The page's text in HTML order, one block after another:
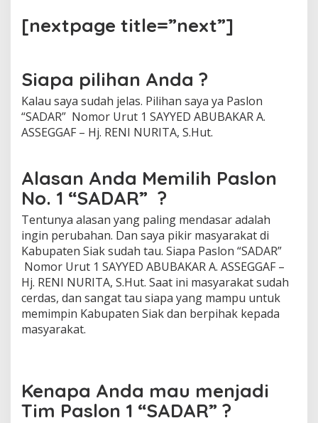
[nextpage title=”next”]
Siapa pilihan Anda ?
Kalau saya sudah jelas. Pilihan saya ya Paslon
“SADAR” Nomor Urut 1 SAYYED ABUBAKAR A.
ASSEGGAF – Hj. RENI NURITA, S.Hut.
Alasan Anda Memilih Paslon
No. 1 “SADAR” ?
Tentunya alasan yang paling mendasar adalah
ingin perubahan. Dan saya pikir masyarakat di
Kabupaten Siak sudah tau. Siapa Paslon “SADAR”
Nomor Urut 1 SAYYED ABUBAKAR A. ASSEGGAF –
Hj. RENI NURITA, S.Hut. Saat ini masyarakat sudah
cerdas, dan sangat tau siapa yang mampu untuk
memimpin Kabupaten Siak dan berpihak kepada
masyarakat.
Kenapa Anda mau menjadi
Tim Paslon 1 “SADAR” ?